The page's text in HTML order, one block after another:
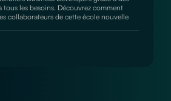
tous les besoins. Découvrez comment
collaborateurs de cette école nouvelle